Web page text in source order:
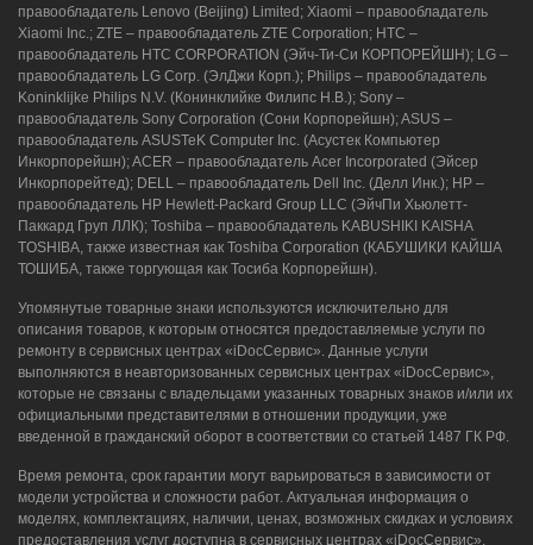
8 (964) 914-44-74(с 9:00 до 20:00)
правообладатель Lenovo (Beijing) Limited; Xiaomi – правообладатель
Xiaomi Inc.; ZTE – правообладатель ZTE Corporation; HTC –
правообладатель HTC CORPORATION (Эйч-Ти-Си КОРПОРЕЙШН); LG –
правообладатель LG Corp. (ЭлДжи Корп.); Philips – правообладатель
Koninklijke Philips N.V. (Конинклийке Филипс Н.В.); Sony –
правообладатель Sony Corporation (Сони Корпорейшн); ASUS –
правообладатель ASUSTeK Computer Inc. (Асустек Компьютер
Инкорпорейшн); ACER – правообладатель Acer Incorporated (Эйсер
Инкорпорейтед); DELL – правообладатель Dell Inc. (Делл Инк.); HP –
правообладатель HP Hewlett-Packard Group LLC (ЭйчПи Хьюлетт-
Паккард Груп ЛЛК); Toshiba – правообладатель KABUSHIKI KAISHA
TOSHIBA, также известная как Toshiba Corporation (КАБУШИКИ КАЙША
ТОШИБА, также торгующая как Тосиба Корпорейшн).
Упомянутые товарные знаки используются исключительно для
описания товаров, к которым относятся предоставляемые услуги по
ремонту в сервисных центрах «iDocСервис». Данные услуги
выполняются в неавторизованных сервисных центрах «iDocСервис»,
которые не связаны с владельцами указанных товарных знаков и/или их
официальными представителями в отношении продукции, уже
введенной в гражданский оборот в соответствии со статьей 1487 ГК РФ.
Время ремонта, срок гарантии могут варьироваться в зависимости от
модели устройства и сложности работ. Актуальная информация о
моделях, комплектациях, наличии, ценах, возможных скидках и условиях
предоставления услуг доступна в сервисных центрах «iDocСервис».